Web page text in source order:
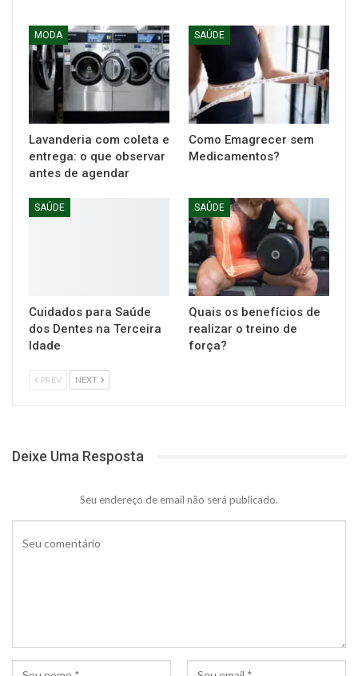
MODA
Lavanderia com coleta e
entrega: o que observar
antes de agendar
SAÚDE
Como Emagrecer sem
Medicamentos?
SAÚDE
Cuidados para Saúde
dos Dentes na Terceira
Idade
SAÚDE
Quais os benefícios de
realizar o treino de
força?
PREV NEXT
Deixe Uma Resposta
Seu endereço de email não será publicado.